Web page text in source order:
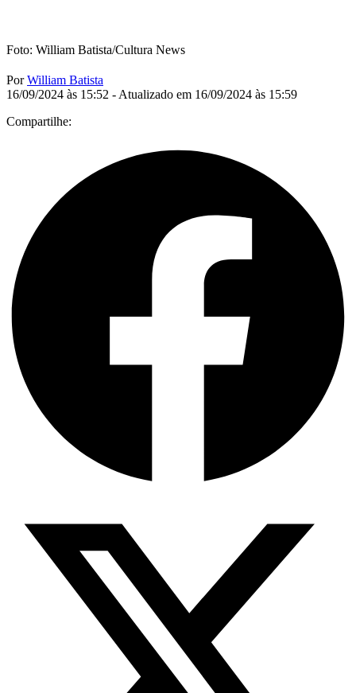
Foto: William Batista/Cultura News
PorWilliam Batista
16/09/2024 às 15:52 - Atualizado em 16/09/2024 às 15:59
Compartilhe: